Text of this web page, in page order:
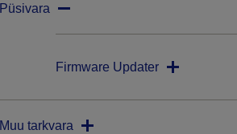
Püsivara
Firmware Updater
Muu tarkvara